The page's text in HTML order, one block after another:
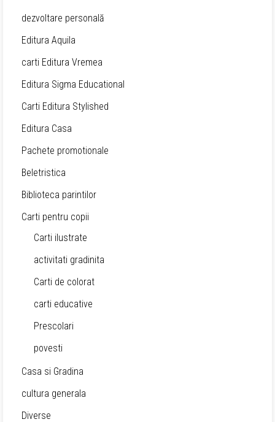
dezvoltare personală
Editura Aquila
carti Editura Vremea
Editura Sigma Educational
Carti Editura Stylished
Editura Casa
Pachete promotionale
Beletristica
Biblioteca parintilor
Carti pentru copii
Carti ilustrate
activitati gradinita
Carti de colorat
carti educative
Prescolari
povesti
Casa si Gradina
cultura generala
Diverse